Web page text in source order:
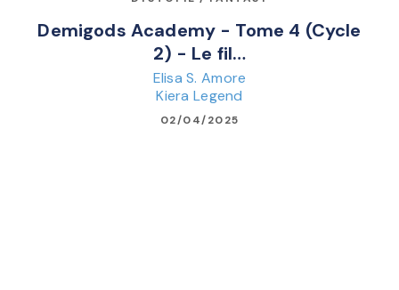
Demigods Academy - Tome 4 (Cycle
2) - Le fil…
Elisa S. Amore
Kiera Legend
02/04/2025